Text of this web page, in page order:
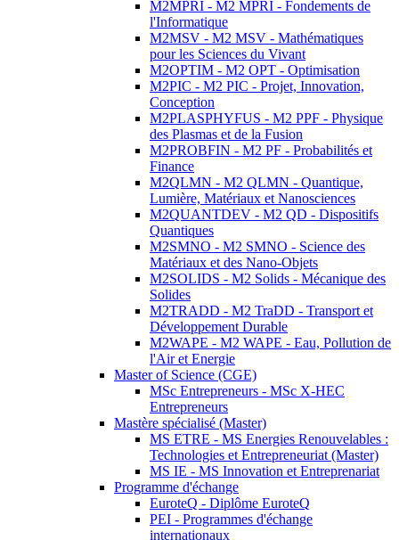
M2MPRI - M2 MPRI - Fondements de
l'Informatique
M2MSV - M2 MSV - Mathématiques
pour les Sciences du Vivant
M2OPTIM - M2 OPT - Optimisation
M2PIC - M2 PIC - Projet, Innovation,
Conception
M2PLASPHYFUS - M2 PPF - Physique
des Plasmas et de la Fusion
M2PROBFIN - M2 PF - Probabilités et
Finance
M2QLMN - M2 QLMN - Quantique,
Lumière, Matériaux et Nanosciences
M2QUANTDEV - M2 QD - Dispositifs
Quantiques
M2SMNO - M2 SMNO - Science des
Matériaux et des Nano-Objets
M2SOLIDS - M2 Solids - Mécanique des
Solides
M2TRADD - M2 TraDD - Transport et
Développement Durable
M2WAPE - M2 WAPE - Eau, Pollution de
l'Air et Energie
Master of Science (CGE)
MSc Entrepreneurs - MSc X-HEC
Entrepreneurs
Mastère spécialisé (Master)
MS ETRE - MS Energies Renouvelables :
Technologies et Entrepreneuriat (Master)
MS IE - MS Innovation et Entreprenariat
Programme d'échange
EuroteQ - Diplôme EuroteQ
PEI - Programmes d'échange
internationaux